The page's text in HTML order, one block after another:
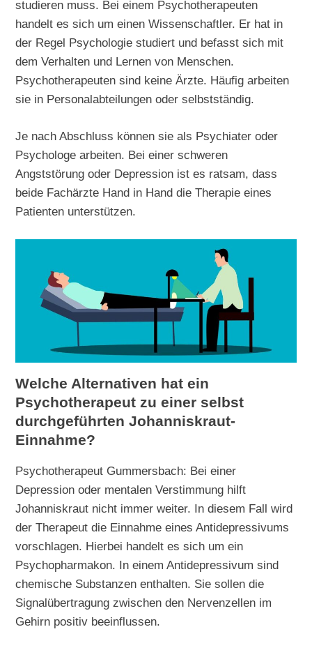
studieren muss. Bei einem Psychotherapeuten
handelt es sich um einen Wissenschaftler. Er hat in
der Regel Psychologie studiert und befasst sich mit
dem Verhalten und Lernen von Menschen.
Psychotherapeuten sind keine Ärzte. Häufig arbeiten
sie in Personalabteilungen oder selbstständig.
Je nach Abschluss können sie als Psychiater oder
Psychologe arbeiten. Bei einer schweren
Angststörung oder Depression ist es ratsam, dass
beide Fachärzte Hand in Hand die Therapie eines
Patienten unterstützen.
Welche Alternativen hat ein
Psychotherapeut zu einer selbst
durchgeführten Johanniskraut-
Einnahme?
Psychotherapeut Gummersbach: Bei einer
Depression oder mentalen Verstimmung hilft
Johanniskraut nicht immer weiter. In diesem Fall wird
der Therapeut die Einnahme eines Antidepressivums
vorschlagen. Hierbei handelt es sich um ein
Psychopharmakon. In einem Antidepressivum sind
chemische Substanzen enthalten. Sie sollen die
Signalübertragung zwischen den Nervenzellen im
Gehirn positiv beeinflussen.